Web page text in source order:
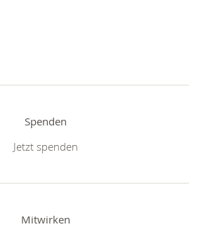
Spenden
Jetzt spenden
Mitwirken